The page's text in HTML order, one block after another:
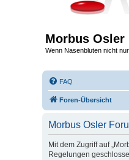
Morbus Osler
Wenn Nasenbluten nicht
FAQ
Foren-Übersicht
Morbus Osler
Mit dem Zugriff auf
Regelungen